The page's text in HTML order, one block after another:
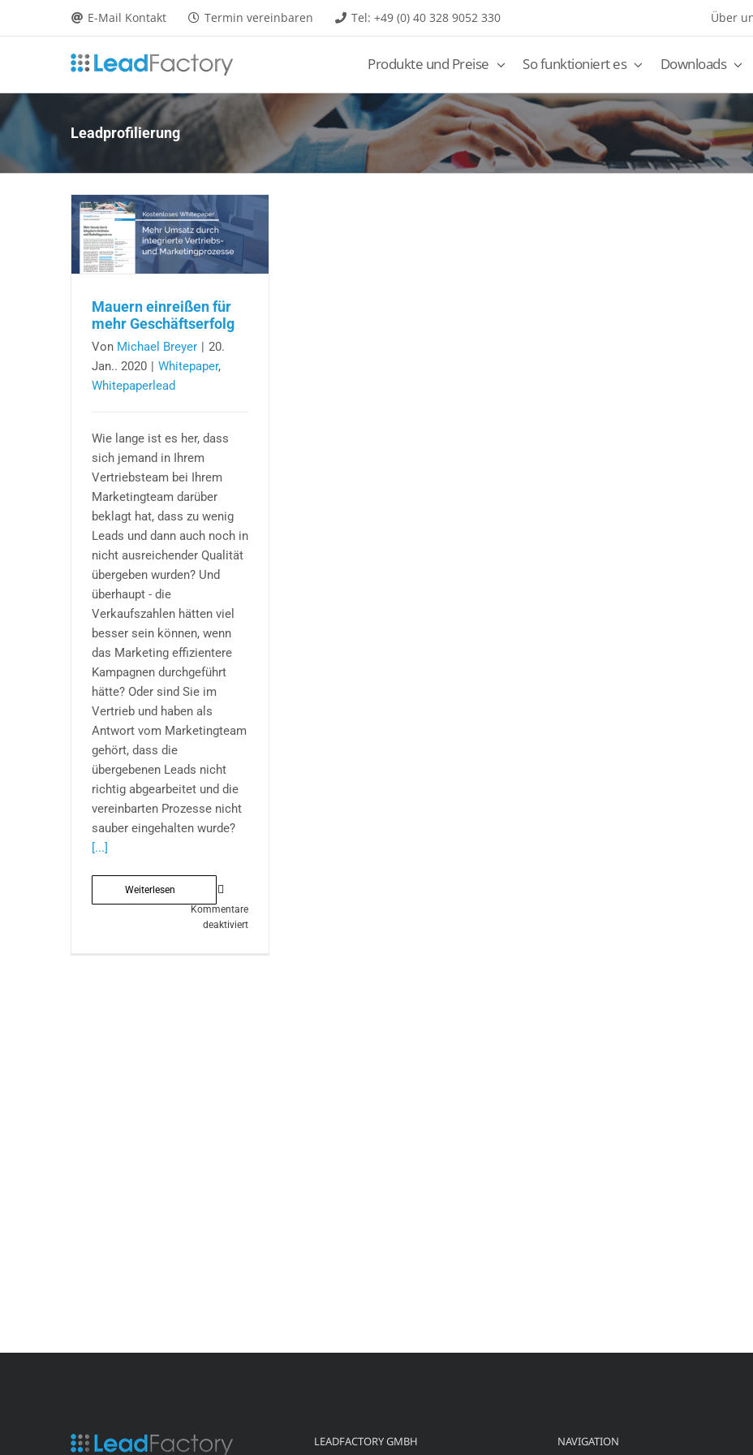
E-Mail Kontakt Termin vereinbaren Tel: +49 (0) 40 328 9052 330 Über
Produkte und Preise So funktioniert es Downloads
Leadprofilierung
Mauern einreißen für
mehr Geschäftserfolg
Von Michael Breyer
20.
Jan.. 2020
Whitepaper,
Whitepaperlead
Wie lange ist es her, dass
sich jemand in Ihrem
Vertriebsteam bei Ihrem
Marketingteam darüber
beklagt hat, dass zu wenig
Leads und dann auch noch in
nicht ausreichender Qualität
übergeben wurden? Und
überhaupt - die
Verkaufszahlen hätten viel
besser sein können, wenn
das Marketing effizientere
Kampagnen durchgeführt
hätte? Oder sind Sie im
Vertrieb und haben als
Antwort vom Marketingteam
gehört, dass die
übergebenen Leads nicht
richtig abgearbeitet und die
vereinbarten Prozesse nicht
sauber eingehalten wurde?
[...]
Weiterlesen
Kommentare
deaktiviertfür
LEADFACTORY GMBH NAVIGATION